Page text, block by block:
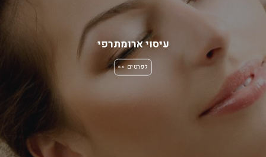
עיסוי ארומתרפי
לפרטים >>